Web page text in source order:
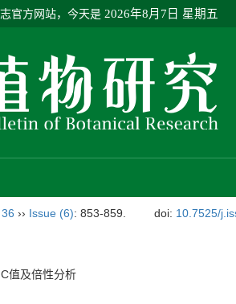
官方网站，今天是 2026年8月7日 星期五
›› Issue (6): 853-859. doi: 10.7525/
值及倍性分析